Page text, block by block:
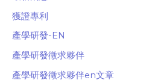
獲證專利
產學研發-EN
產學研發徵求夥伴
產學研發徵求夥伴en文章